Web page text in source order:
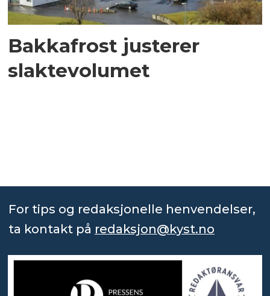
Bakkafrost justerer
slaktevolumet
For tips og redaksjonelle henvendelser,
ta kontakt på redaksjon@kyst.no